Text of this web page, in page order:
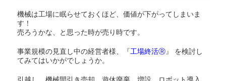
機械は工場に眠らせておくほど、価値が下がってしまいま
す！
売ろうかな、と思った時が売り時です。
事業規模の見直し中の経営者様、『工場終活Ⓡ』 を検討し
てみてはいかがでしょうか。
引越し、機械間引き売却、遊休廃棄、増設、ロボット導入